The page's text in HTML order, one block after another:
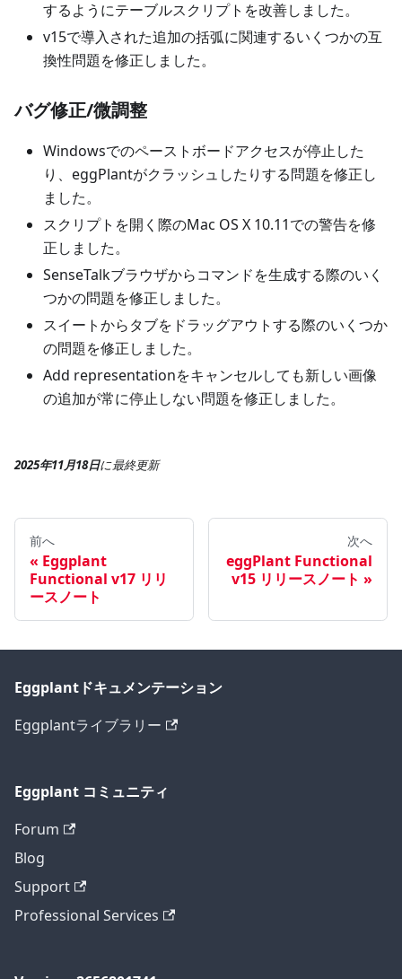
するようにテーブルスクリプトを改善しました。
v15で導入された追加の括弧に関連するいくつかの互
換性問題を修正しました。
バグ修正/微調整
Windowsでのペーストボードアクセスが停止した
り、eggPlantがクラッシュしたりする問題を修正し
ました。
スクリプトを開く際のMac OS X 10.11での警告を修
正しました。
SenseTalkブラウザからコマンドを生成する際のいく
つかの問題を修正しました。
スイートからタブをドラッグアウトする際のいくつか
の問題を修正しました。
Add representationをキャンセルしても新しい画像
の追加が常に停止しない問題を修正しました。
2025年11月18日に最終更新
前へ
Eggplant
Functional v17 リリ
ースノート
次へ
eggPlant Functional
v15 リリースノート
Eggplantドキュメンテーション
Eggplantライブラリー
Eggplant コミュニティ
Forum
Blog
Support
Professional Services